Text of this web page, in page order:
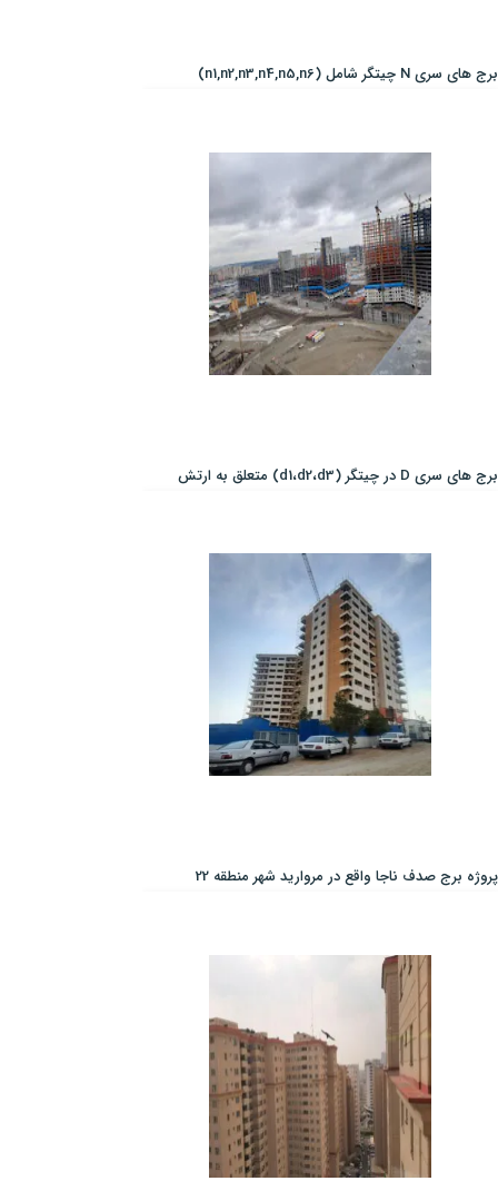
برج های سری N چیتگر شامل (n1,n2,n3,n4,n5,n6)
برج های سری D در چیتگر (d1،d2،d3) متعلق به ارتش
پروژه برج صدف ناجا واقع در مروارید شهر منطقه 22